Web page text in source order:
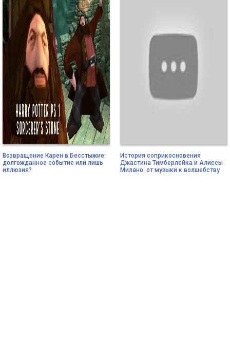
Возвращение Карен в Бесстыжие:
долгожданное событие или лишь
иллюзия?
История соприкосновения
Джастина Тимберлейка и Алиссы
Милано: от музыки к волшебству